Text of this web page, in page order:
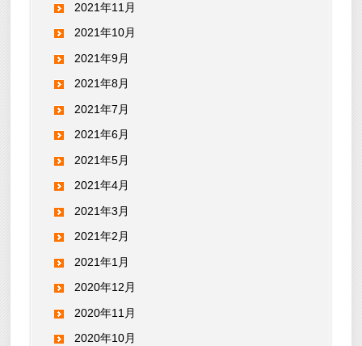
2021年11月
2021年10月
2021年9月
2021年8月
2021年7月
2021年6月
2021年5月
2021年4月
2021年3月
2021年2月
2021年1月
2020年12月
2020年11月
2020年10月